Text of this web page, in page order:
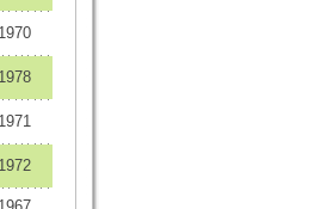
1970
1978
1971
1972